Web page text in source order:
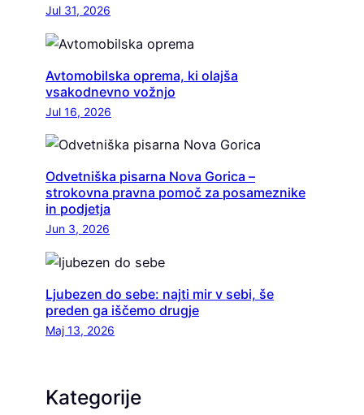
Jul 31, 2026
Avtomobilska oprema, ki olajša
vsakodnevno vožnjo
Jul 16, 2026
Odvetniška pisarna Nova Gorica –
strokovna pravna pomoč za posameznike
in podjetja
Jun 3, 2026
Ljubezen do sebe: najti mir v sebi, še
preden ga iščemo drugje
Maj 13, 2026
Kategorije